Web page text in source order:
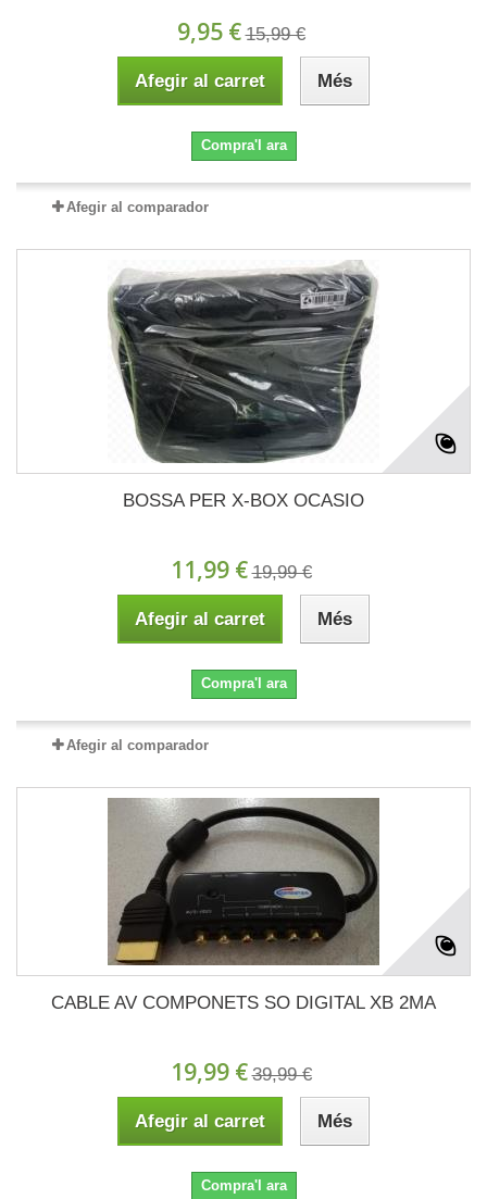
9,95 € 15,99 €
Afegir al carret Més
Compra'l ara
Afegir al comparador
BOSSA PER X-BOX OCASIO
11,99 € 19,99 €
Afegir al carret Més
Compra'l ara
Afegir al comparador
CABLE AV COMPONETS SO DIGITAL XB 2MA
19,99 € 39,99 €
Afegir al carret Més
Compra'l ara